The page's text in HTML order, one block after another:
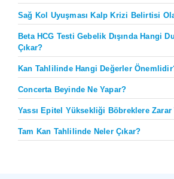
Sağ Kol Uyuşması Kalp Krizi Belirtisi
Beta HCG Testi Gebelik Dışında Hangi
Çıkar?
Kan Tahlilinde Hangi Değerler
Concerta Beyinde Ne Yapar?
Yassı Epitel Yüksekliği Böbreklere
Tam Kan Tahlilinde Neler Çıkar?